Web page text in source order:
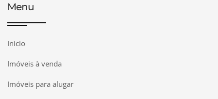
Menu
Início
Imóveis à venda
Imóveis para alugar